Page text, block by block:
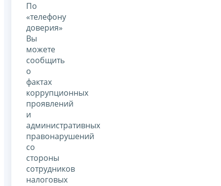
По
«телефону
доверия»
Вы
можете
сообщить
о
фактах
коррупционных
проявлений
и
административных
правонарушений
со
стороны
сотрудников
налоговых